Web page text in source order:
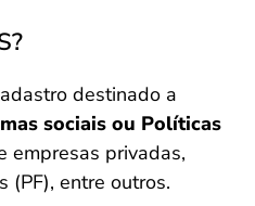
destinado a
sociais ou Políticas
empresas privadas,
(PF), entre outros.